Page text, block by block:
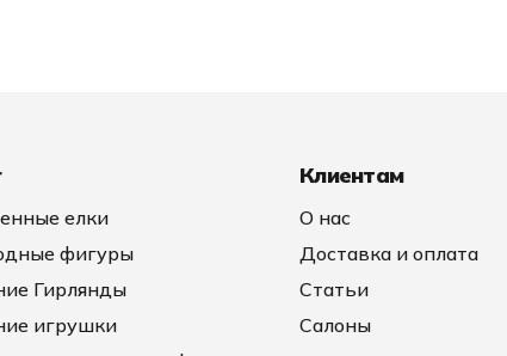
елки
фигуры
Гирлянды
игрушки
Клиентам
О нас
Доставка и оплата
Статьи
Салоны